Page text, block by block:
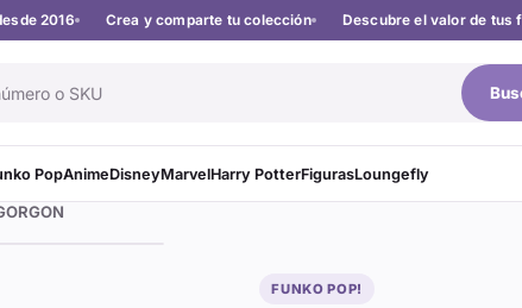
2016 Crea y comparte tu colección Descubre el valor de tus
PopAnimeDisneyMarvelHarry PotterFigurasLoungefly
FUNKO POP!